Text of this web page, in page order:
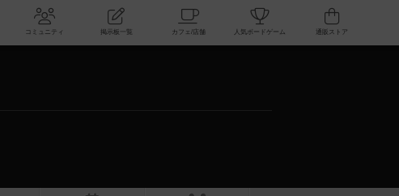
ボードゲーム会 コミュニティ 掲示板一覧 カフェ/店舗 人気ボードゲーム